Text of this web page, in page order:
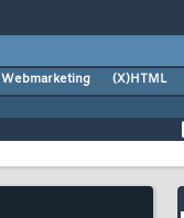
Webmarketing
(X)HTML